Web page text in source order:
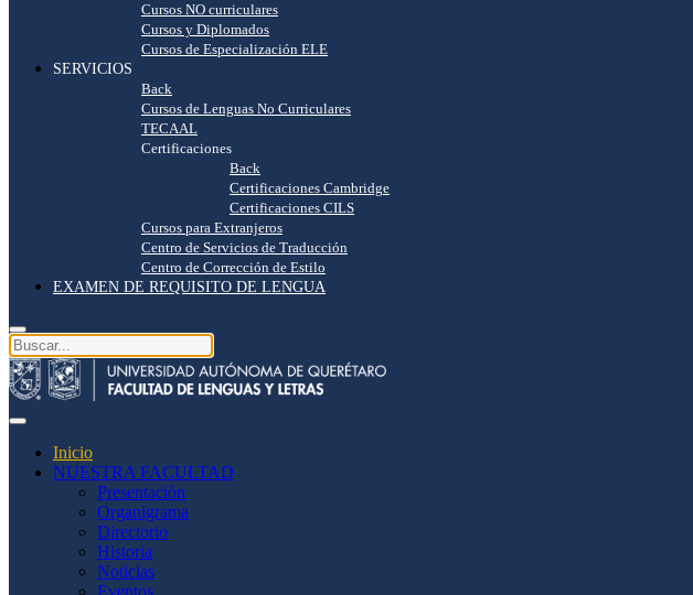
Cursos NO curriculares
Cursos y Diplomados
Cursos de Especialización ELE
SERVICIOS
Back
Cursos de Lenguas No Curriculares
TECAAL
Certificaciones
Back
Certificaciones Cambridge
Certificaciones CILS
Cursos para Extranjeros
Centro de Servicios de Traducción
Centro de Corrección de Estilo
EXAMEN DE REQUISITO DE LENGUA
Inicio
NUESTRA FACULTAD
Presentación
Organigrama
Directorio
Historia
Noticias
Eventos